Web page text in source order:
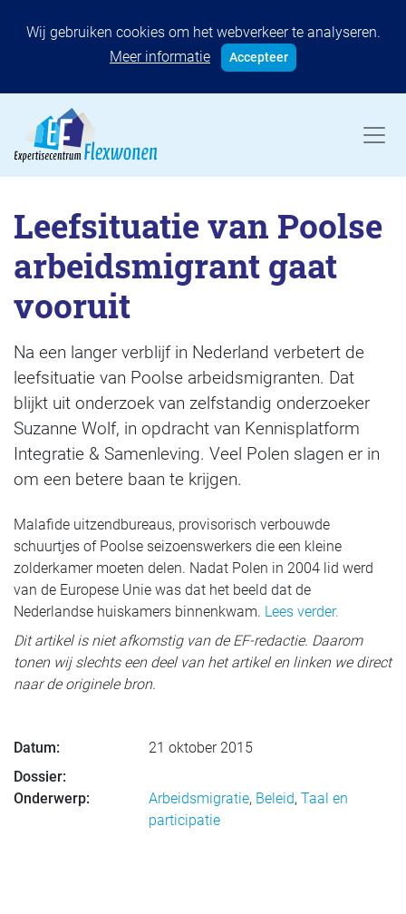
Wij gebruiken cookies om het webverkeer te analyseren.
Meer informatie
Accepteer
Leefsituatie van Poolse
arbeidsmigrant gaat
vooruit
Na een langer verblijf in Nederland verbetert de
leefsituatie van Poolse arbeidsmigranten. Dat
blijkt uit onderzoek van zelfstandig onderzoeker
Suzanne Wolf, in opdracht van Kennisplatform
Integratie & Samenleving. Veel Polen slagen er in
om een betere baan te krijgen.
Malafide uitzendbureaus, provisorisch verbouwde
schuurtjes of Poolse seizoenswerkers die een kleine
zolderkamer moeten delen. Nadat Polen in 2004 lid werd
van de Europese Unie was dat het beeld dat de
Nederlandse huiskamers binnenkwam. Lees verder.
Dit artikel is niet afkomstig van de EF-redactie. Daarom
tonen wij slechts een deel van het artikel en linken we direct
naar de originele bron.
Datum:
21 oktober 2015
Dossier:
Onderwerp:
Arbeidsmigratie, Beleid,Taal en
participatie